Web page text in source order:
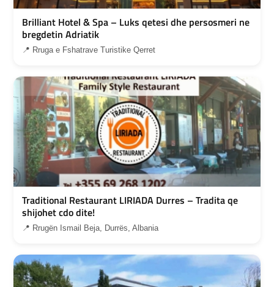
Brilliant Hotel & Spa – Luks qetesi dhe persosmeri ne
bregdetin Adriatik
📍 Rruga e Fshatrave Turistike Qerret
Traditional Restaurant LIRIADA Durres – Tradita qe
shijohet cdo dite!
📍 Rrugën Ismail Beja, Durrës, Albania